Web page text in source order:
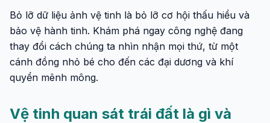
Bỏ lỡ dữ liệu ảnh vệ tinh là bỏ lỡ cơ hội thấu hiểu và
bảo vệ hành tinh. Khám phá ngay công nghệ đang
thay đổi cách chúng ta nhìn nhận mọi thứ, từ một
cánh đồng nhỏ bé cho đến các đại dương và khí
quyển mênh mông.
Vệ tinh quan sát trái đất là gì và